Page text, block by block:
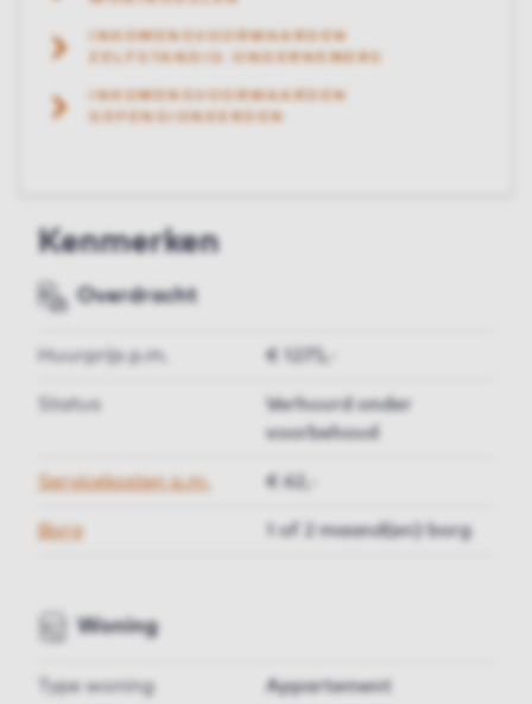
INKOMENSVOORWAARDEN
ZELFSTANDIG ONDERNEMERS
INKOMENSVOORWAARDEN
GEPENSIONEERDEN
Kenmerken
Overdracht
Huurprijs p.m. € 1275,-
Status
Verhuurd onder
voorbehoud
Servicekosten p.m. € 62,-
Borg 1 of 2 maand(en) borg
Woning
Type woning Appartement